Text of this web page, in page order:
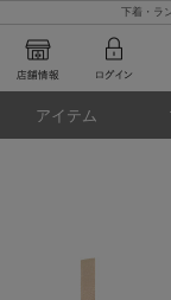
下着・ラ
アイテム